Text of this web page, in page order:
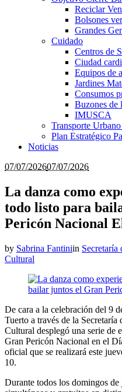
Reciclar
Bolsones
Grandes
Cuidado
Centros de
Ciudad
Equipos de
Jardines
Consumos
Buzones de
IMUSCA
Transporte
Plan Estratégico
Noticias
07/07/202607/07/2026
La danza como
todo listo para
Pericón Nacional
by Sabrina Fantiniin
Cultural
De cara a la celebración del 9
Tuerto a través de la
Cultural desplegó una serie de
Gran Pericón Nacional en el
oficial que se realizará este
10.
Durante todos los domingos